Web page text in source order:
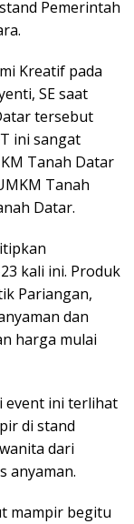
Pemerintah
Kreatif pada
SE saat
tersebut
ini sangat
Tanah Datar
Tanah
Datar.
kali ini. Produk
Pariangan,
dan
harga mulai
event ini terlihat
di stand
dari
anyaman.
mampir begitu